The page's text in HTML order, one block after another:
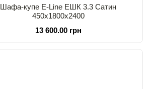
Шафа-купе E-Line ЕШК 3.3 Сатин
450х1800х2400
13 600.00 грн